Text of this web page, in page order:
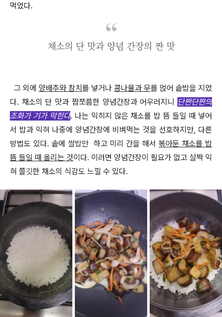
먹었다.
채소의 단 맛과 양념 간장의 짠 맛
그 외에 양배추와 참치 를 넣거나 콩나물과 무를 얹어 솥밥을 지었
다. 채소의 단 맛과 짭쪼름한 양념간장과 어우러지니
단짠단짠의
조화가 기가 막힌다. 나는 익히지 않은 채소를 밥 뜸 들일 때 넣어
서 밥과 익혀 나중에 양념간장에 비벼먹는 것을 선호하지만 다른
방법도 있다. 솥에 쌀밥만 하고 미리 간을 해서볶아둔 채소를 밥
뜸 들일 때 올리는 것이다. 이러면 양념간장이 필요가 없고 살짝 익
혀 쫄깃한 채소의 식감도 느낄 수 있다.